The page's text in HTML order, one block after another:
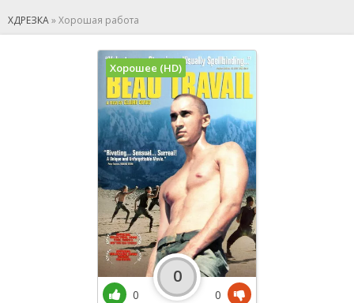
ХДРЕЗКА»Хорошая работа
Хорошее (HD)
0
0
0